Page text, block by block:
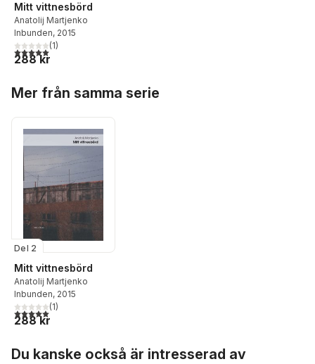
Mitt vittnesbörd
Anatolij Martjenko
Inbunden, 2015
5,0utav 5 stjärnor. Totalt antal röster:
(1)
288 kr
Mer från samma serie
Del 2
Mitt vittnesbörd
Anatolij Martjenko
Inbunden, 2015
5,0utav 5 stjärnor. Totalt antal röster:
(1)
288 kr
Du kanske också är intresserad av